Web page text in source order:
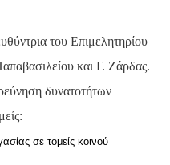
του Επιμελητηρίου
και Γ. Ζάρδας.
δυνατοτήτων
σε τομείς κοινού